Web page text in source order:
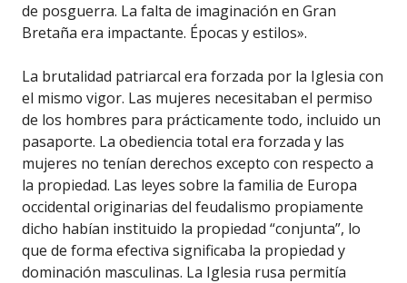
de posguerra. La falta de imaginación en Gran
Bretaña era impactante. Épocas y estilos».
La brutalidad patriarcal era forzada por la Iglesia con
el mismo vigor. Las mujeres necesitaban el permiso
de los hombres para prácticamente todo, incluido un
pasaporte. La obediencia total era forzada y las
mujeres no tenían derechos excepto con respecto a
la propiedad. Las leyes sobre la familia de Europa
occidental originarias del feudalismo propiamente
dicho habían instituido la propiedad “conjunta”, lo
que de forma efectiva significaba la propiedad y
dominación masculinas. La Iglesia rusa permitía